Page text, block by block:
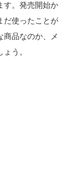
す。発売開始か
だ使ったことが
商品なのか、メ
う。